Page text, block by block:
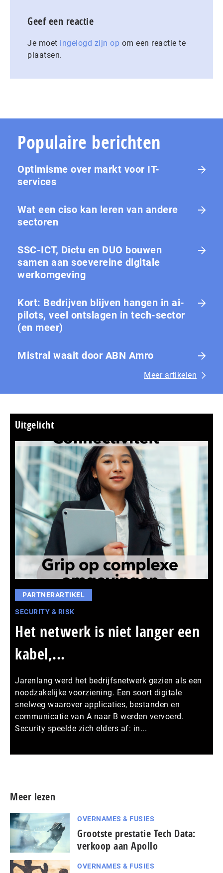
Geef een reactie
Je moet ingelogd zijn op om een reactie te
plaatsen.
Populaire berichten
Optimisme over markt voor IT-
services
Wat een ciso kan leren van andere
sectoren
SSC-ICT, Dictu en DUO bouwen
samen aan soevereine digitale
werkomgeving
Kort: Bedrijven blijven hangen in ai-
pilots, veel ontslagen in tech-sector
(en meer)
Mistral waait door ABN Amro
Meer artikelen
Uitgelicht
PARTNERARTIKEL
SECURITY & RISK
Het netwerk is niet langer een
kabel,...
Jarenlang werd het bedrijfsnetwerk gezien als een
noodzakelijke voorziening. Een soort digitale
snelweg waarover applicaties, bestanden en
communicatie van A naar B werden vervoerd.
Security speelde zich elders af: in...
Meer lezen
OVERNAMES & FUSIES
Grootste prestatie Tech Data:
verkoop aan Apollo
OVERNAMES & FUSIES